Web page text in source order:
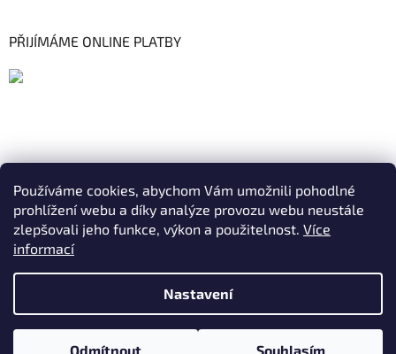
Používáme cookies, abychom Vám umožnili pohodlné
prohlížení webu a díky analýze provozu webu neustále
zlepšovali jeho funkce, výkon a použitelnost. Více
informací
Nastavení
Odmítnout Souhlasím
DOVOLENÁ OD STŘEDY 05.08. - 07.08.2026. Vaše objednávky
PŘIJÍMÁME ONLINE PLATBY
Vytvořil Shoptet|Realizoval Appgrade